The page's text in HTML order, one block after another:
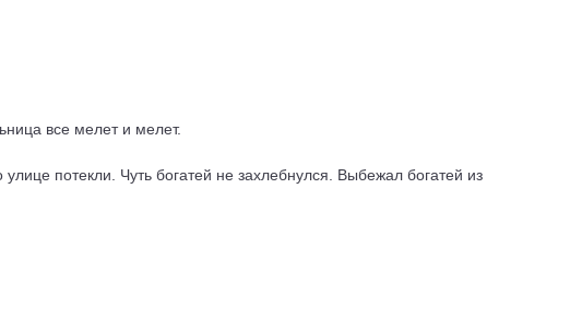
все мелет и мелет.
потекли. Чуть богатей не захлебнулся. Выбежал богатей из